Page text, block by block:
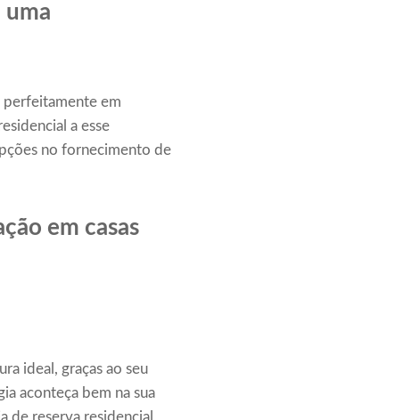
uma
perfeitamente em
a esse
no fornecimento de
em casas
ideal, graças ao seu
aconteça bem na sua